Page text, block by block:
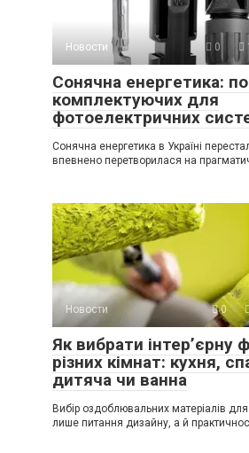
Новости 0
Сонячна енергетика:
комплектуючих для
фотоелектричних
Сонячна енергетика в Україні
впевнено перетворилася на
Новости 0
Як вибрати інтер’єрну
різних кімнат: кухня,
дитяча чи ванна
Вибір оздоблювальних матеріалів
лише питання дизайну, а й